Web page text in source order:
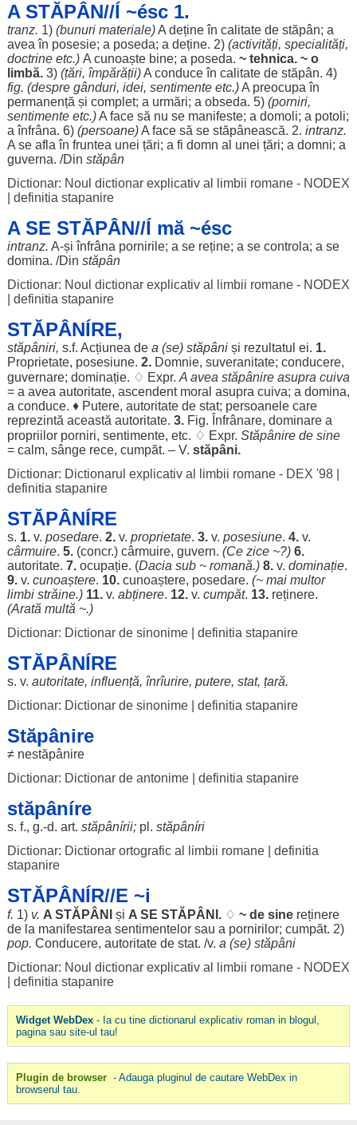
A STĂPÂN//Í ~ésc 1.
tranz. 1) (bunuri materiale)A dețineîn calitatede stăpân; a
avea în posesie; a poseda; a deține. 2) (activități, specialități,
doctrineetc.) A cunoaște bine; a poseda. ~ tehnica. ~ o
limbă.3)(țări, împărății)A conduceîn calitatede stăpân. 4)
fig. (despre gânduri, idei, sentimenteetc.)A preocupa în
permanență și complet; a urmări; a obseda. 5) (porniri,
sentimenteetc.)A facesă nu se manifeste; a domoli; a potoli;
aînfrâna. 6) (persoane)A facesă se stăpânească. 2. intranz.
A se afla în fruntea unei țări; a fi domn al unei țări; a domni; a
guverna. /Din stăpân
Dictionar: Noul dictionar explicativ al limbii romane - NODEX
definitia stapanire
A SE STĂPÂN//Í mă ~ésc
intranz. A-șiînfrâna pornirile; a se reține; a se controla; a se
domina. /Din stăpân
Dictionar: Noul dictionar explicativ al limbii romane - NODEX
definitia stapanire
STĂPÂNÍRE,
stăpâniri, s.f. Acțiunea de a (se) stăpâniși rezultatul ei. 1.
Proprietate, posesiune. 2. Domnie, suveranitate; conducere,
guvernare; dominație. ♢ Expr. A avea stăpânire asupra cuiva
= a avea autoritate, ascendent moral asupra cuiva; a domina,
a conduce. ♦ Putere, autoritatede stat; persoanelecare
reprezintă această autoritate. 3.Fig. Înfrânare, dominarea
propriilor porniri, sentimente, etc. ♢ Expr. Stăpânire de sine
= calm, sânge rece, cumpăt. – V. stăpâni.
Dictionar: Dictionarul explicativ al limbii romane - DEX '98|
definitia stapanire
STĂPÂNÍRE
s. 1.v. posedare. 2.v. proprietate. 3.v. posesiune. 4.v.
cârmuire. 5.(concr.) cârmuire, guvern. (Ce zice~?) 6.
autoritate. 7. ocupație. (Dacia sub ~ romană.) 8.v. dominație.
9.v. cunoaștere. 10. cunoaștere, posedare. (~ mai multor
limbi străine.) 11.v. abținere. 12.v. cumpăt. 13. reținere.
(Arată multă ~.)
Dictionar: Dictionar de sinonime| definitia stapanire
STĂPÂNÍRE
s. v. autoritate, influență, înrîurire, putere, stat, țară.
Dictionar: Dictionar de sinonime| definitia stapanire
Stăpânire
≠ nestăpânire
Dictionar: Dictionar de antonime| definitia stapanire
stăpâníre
s. f., g.-d. art. stăpânírii;pl. stăpâníri
Dictionar: Dictionar ortografic al limbii romane| definitia
stapanire
STĂPÂNÍR//E ~i
f. 1) v. A STĂPÂNI și A SE STĂPÂNI .♢ ~ de sine reținere
de la manifestarea sentimentelorsau a pornirilor; cumpăt. 2)
pop. Conducere, autoritatede stat. /v. a (se) stăpâni
Dictionar: Noul dictionar explicativ al limbii romane - NODEX
definitia stapanire
Widget WebDex- Ia cu tine dictionarul explicativ roman in blogul,
pagina sau site-ul tau!
Plugin de browser - Adauga pluginul de cautare WebDex in
browserul tau.